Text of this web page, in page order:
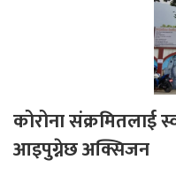
कोरोना संक्रमितलाई
आइपुग्नेछ अक्सिजन